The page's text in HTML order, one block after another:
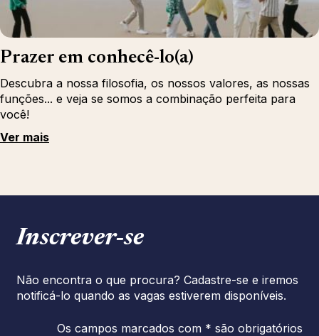
Prazer em conhecê-lo(a)
Descubra a nossa filosofia, os nossos valores, as nossas
funções... e veja se somos a combinação perfeita para
você!
Ver mais
Inscrever‑se
Não encontra o que procura? Cadastre-se e iremos
notificá-lo quando as vagas estiverem disponíveis.
Os campos marcados com * são obrigatórios